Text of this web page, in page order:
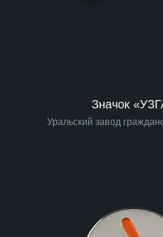
Значок
Уральский завод